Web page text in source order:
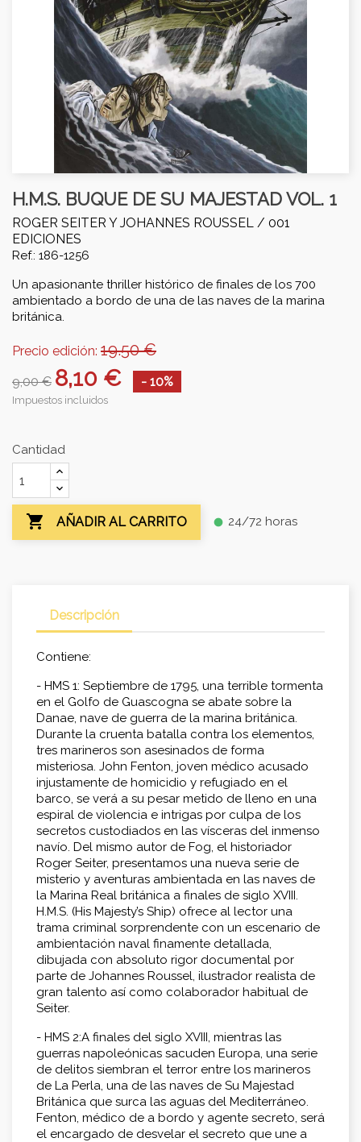
H.M.S. BUQUE DE SU MAJESTAD VOL. 1
ROGER SEITER Y JOHANNES ROUSSEL / 001
EDICIONES
Ref.: 186-1256
Un apasionante thriller histórico de finales de los 700
ambientado a bordo de una de las naves de la marina
británica.
Precio edición: 19.50 €
9,00 € 8,10 € - 10%
Impuestos incluidos
Cantidad
 AÑADIR AL CARRITO fiber_manual_record 24/72 horas
Descripción
Contiene:
- HMS 1: Septiembre de 1795, una terrible tormenta
en el Golfo de Guascogna se abate sobre la
Danae, nave de guerra de la marina británica.
Durante la cruenta batalla contra los elementos,
tres marineros son asesinados de forma
misteriosa. John Fenton, joven médico acusado
injustamente de homicidio y refugiado en el
barco, se verá a su pesar metido de lleno en una
espiral de violencia e intrigas por culpa de los
secretos custodiados en las vísceras del inmenso
navío. Del mismo autor de Fog, el historiador
Roger Seiter, presentamos una nueva serie de
misterio y aventuras ambientada en las naves de
la Marina Real británica a finales de siglo XVIII.
H.M.S. (His Majesty’s Ship) ofrece al lector una
trama criminal sorprendente con un escenario de
ambientación naval finamente detallada,
dibujada con absoluto rigor documental por
parte de Johannes Roussel, ilustrador realista de
gran talento así como colaborador habitual de
Seiter.
- HMS 2:A finales del siglo XVIII, mientras las
guerras napoleónicas sacuden Europa, una serie
de delitos siembran el terror entre los marineros
de La Perla, una de las naves de Su Majestad
Británica que surca las aguas del Mediterráneo.
Fenton, médico de a bordo y agente secreto, será
el encargado de desvelar el secreto que une a